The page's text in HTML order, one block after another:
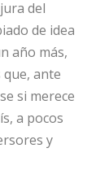
del
de idea
año más,
ante
si merece
a pocos
y